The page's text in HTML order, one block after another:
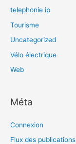
telephonie ip
Tourisme
Uncategorized
Vélo électrique
Web
Méta
Connexion
Flux des publications